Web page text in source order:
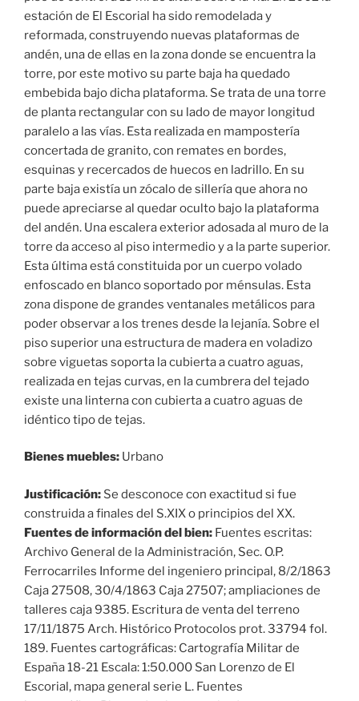
estación de El Escorial ha sido remodelada y
reformada, construyendo nuevas plataformas de
andén, una de ellas en la zona donde se encuentra la
torre, por este motivo su parte baja ha quedado
embebida bajo dicha plataforma. Se trata de una torre
de planta rectangular con su lado de mayor longitud
paralelo a las vías. Esta realizada en mampostería
concertada de granito, con remates en bordes,
esquinas y recercados de huecos en ladrillo. En su
parte baja existía un zócalo de sillería que ahora no
puede apreciarse al quedar oculto bajo la plataforma
del andén. Una escalera exterior adosada al muro de la
torre da acceso al piso intermedio y a la parte superior.
Esta última está constituida por un cuerpo volado
enfoscado en blanco soportado por ménsulas. Esta
zona dispone de grandes ventanales metálicos para
poder observar a los trenes desde la lejanía. Sobre el
piso superior una estructura de madera en voladizo
sobre viguetas soporta la cubierta a cuatro aguas,
realizada en tejas curvas, en la cumbrera del tejado
existe una linterna con cubierta a cuatro aguas de
idéntico tipo de tejas.
Bienes muebles: Urbano
Justificación: Se desconoce con exactitud si fue
construida a finales del S.XIX o principios del XX.
Fuentes de información del bien: Fuentes escritas:
Archivo General de la Administración, Sec. O.P.
Ferrocarriles Informe del ingeniero principal, 8/2/1863
Caja 27508, 30/4/1863 Caja 27507; ampliaciones de
talleres caja 9385. Escritura de venta del terreno
17/11/1875 Arch. Histórico Protocolos prot. 33794 fol.
189. Fuentes cartográficas: Cartografía Militar de
España 18-21 Escala: 1:50.000 San Lorenzo de El
Escorial, mapa general serie L. Fuentes